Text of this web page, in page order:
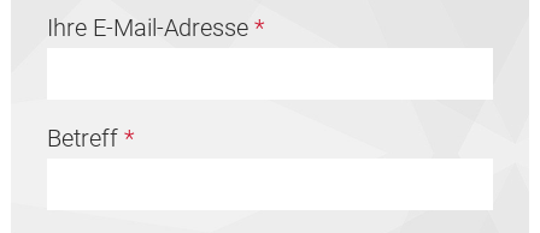
Ihre E-Mail-Adresse *
Betreff *